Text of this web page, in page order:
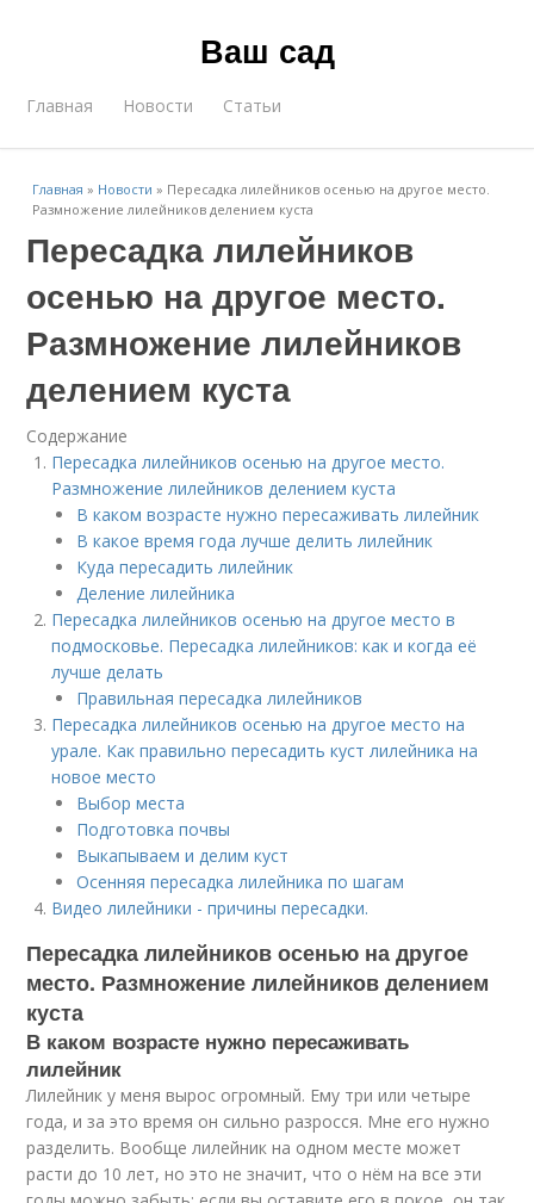
Ваш сад
Главная Новости Статьи
Главная » Новости » Пересадка лилейников осенью на другое место.
Размножение лилейников делением куста
Пересадка лилейников
осенью на другое место.
Размножение лилейников
делением куста
Содержание
Пересадка лилейников осенью на другое место.
Размножение лилейников делением куста
В каком возрасте нужно пересаживать лилейник
В какое время года лучше делить лилейник
Куда пересадить лилейник
Деление лилейника
Пересадка лилейников осенью на другое место в
подмосковье. Пересадка лилейников: как и когда её
лучше делать
Правильная пересадка лилейников
Пересадка лилейников осенью на другое место на
урале. Как правильно пересадить куст лилейника на
новое место
Выбор места
Подготовка почвы
Выкапываем и делим куст
Осенняя пересадка лилейника по шагам
Видео лилейники - причины пересадки.
Пересадка лилейников осенью на другое
место. Размножение лилейников делением
куста
В каком возрасте нужно пересаживать
лилейник
Лилейник у меня вырос огромный. Ему три или четыре
года, и за это время он сильно разросся. Мне его нужно
разделить. Вообще лилейник на одном месте может
расти до 10 лет, но это не значит, что о нём на все эти